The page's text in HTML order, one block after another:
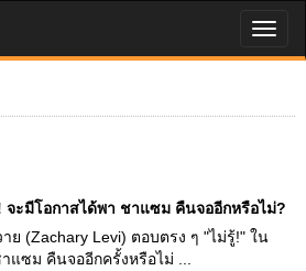
จะมีโอกาสได้พา ชาแซม คืนจออีกหรือไม่?
(Zachary Levi) ตอบตรง ๆ "ไม่รู้!" ใน
ซม คืนจออีกครั้งหรือไม่ ...